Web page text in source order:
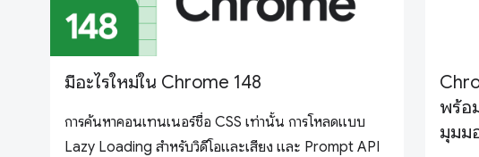
มีอะไรใหม่ใน Chrome 148
การค้นหาคอนเทนเนอร์ชื่อ CSS เท่านั้น การโหลดแบบ
Lazy Loading สำหรับวิดีโอและเสียง และ Prompt API
พร้อ
มุมม